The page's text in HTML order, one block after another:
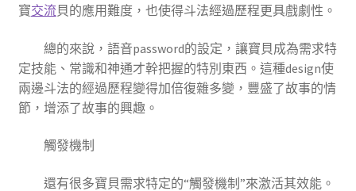
寶交流 貝的應用難度，也使得斗法經過歷程更具戲劇性。
總的來說，語音password的設定，讓寶貝成為需求特
定技能、常識和神通才幹把握的特別東西。這種design使
兩邊斗法的經過歷程變得加倍復雜多變，豐盛了故事的情
節，增添了故事的興趣。
觸發機制
還有很多寶貝需求特定的“觸發機制”來激活其效能。